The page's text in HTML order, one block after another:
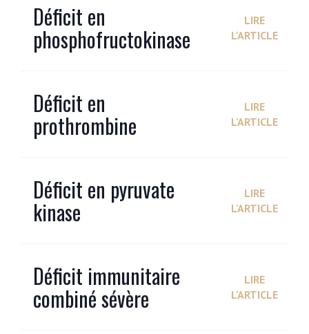
Déficit en
phosphofructokinase
LIRE
L'ARTICLE
Déficit en
prothrombine
LIRE
L'ARTICLE
Déficit en pyruvate
kinase
LIRE
L'ARTICLE
Déficit immunitaire
combiné sévère
LIRE
L'ARTICLE